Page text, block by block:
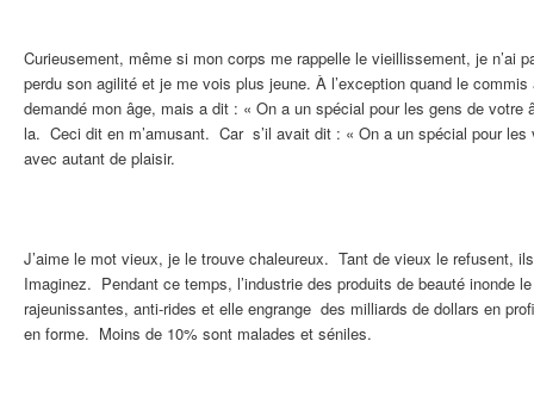
Curieusement, même si mon corps me rappelle le vieillissement, je n’ai
perdu son agilité et je me vois plus jeune. À l’exception quand le
demandé mon âge, mais a dit : « On a un spécial pour les gens de
la. Ceci dit en m’amusant. Car s’il avait dit : « On a un spécial pour
avec autant de plaisir.
J’aime le mot vieux, je le trouve chaleureux. Tant de vieux le refusent,
Imaginez. Pendant ce temps, l’industrie des produits de beauté inonde
rajeunissantes, anti-rides et elle engrange des milliards de dollars en
en forme. Moins de 10% sont malades et séniles.